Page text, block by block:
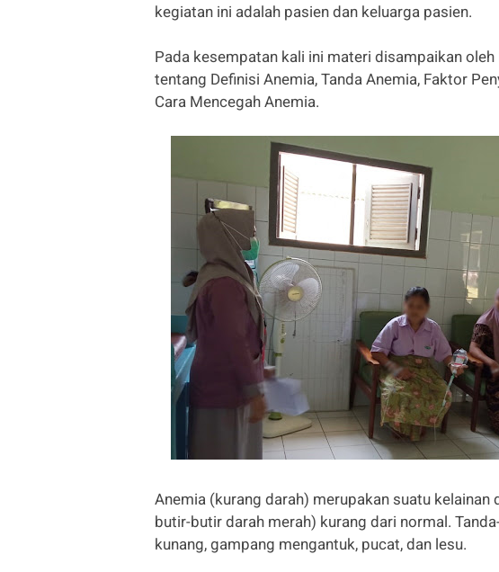
kegiatan ini adalah pasien dan keluarga pasien.
Pada kesempatan kali ini materi disampaikan
tentang Definisi Anemia, Tanda Anemia, Faktor
Cara Mencegah Anemia.
Anemia (kurang darah) merupakan suatu
butir-butir darah merah) kurang dari normal.
kunang, gampang mengantuk, pucat, dan lesu.